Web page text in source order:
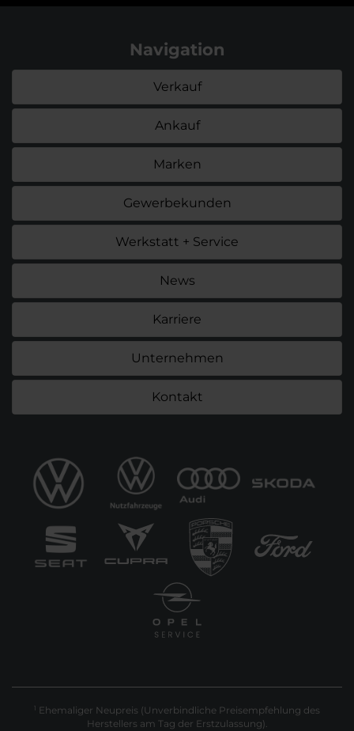
Navigation
Verkauf
Ankauf
Marken
Gewerbekunden
Werkstatt + Service
News
Karriere
Unternehmen
Kontakt
1 Ehemaliger Neupreis (Unverbindliche Preisempfehlung des
Herstellers am Tag der Erstzulassung).